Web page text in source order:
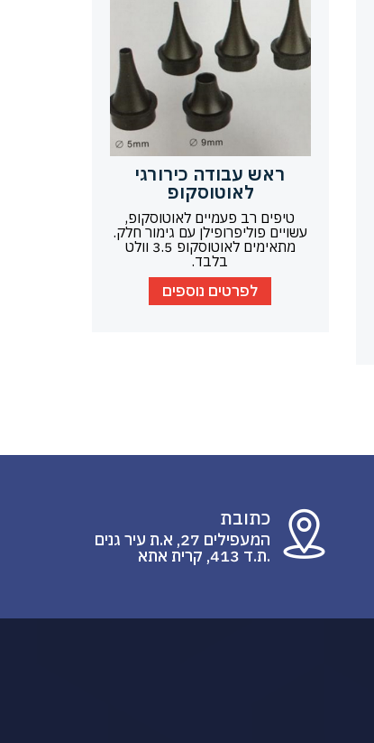
ראש עבודה כירורגי
לאוטוסקופ
טיפים רב פעמיים לאוטוסקופ,
עשויים פוליפרופילן עם גימור חלק.
מתאימים לאוטוסקופ 3.5 וולט
בלבד.
לפרטים נוספים
כתובת
המעפילים 27, א.ת עיר גנים
.ת.ד 413, קרית אתא